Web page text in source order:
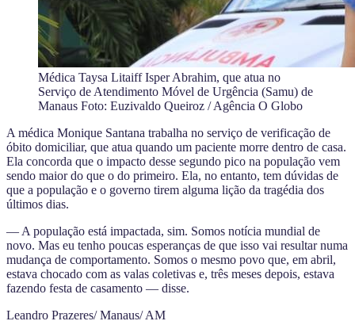
Médica Taysa Litaiff Isper Abrahim, que atua no
Serviço de Atendimento Móvel de Urgência (Samu) de
Manaus Foto: Euzivaldo Queiroz / Agência O Globo
A médica Monique Santana trabalha no serviço de verificação de
óbito domiciliar, que atua quando um paciente morre dentro de casa.
Ela concorda que o impacto desse segundo pico na população vem
sendo maior do que o do primeiro. Ela, no entanto, tem dúvidas de
que a população e o governo tirem alguma lição da tragédia dos
últimos dias.
— A população está impactada, sim. Somos notícia mundial de
novo. Mas eu tenho poucas esperanças de que isso vai resultar numa
mudança de comportamento. Somos o mesmo povo que, em abril,
estava chocado com as valas coletivas e, três meses depois, estava
fazendo festa de casamento — disse.
Leandro Prazeres/ Manaus/ AM